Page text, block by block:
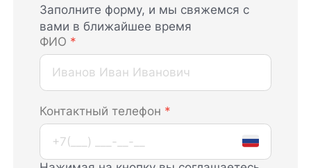
Заполните форму, и мы свяжемся с
вами в ближайшее время
ФИО *
Контактный телефон *